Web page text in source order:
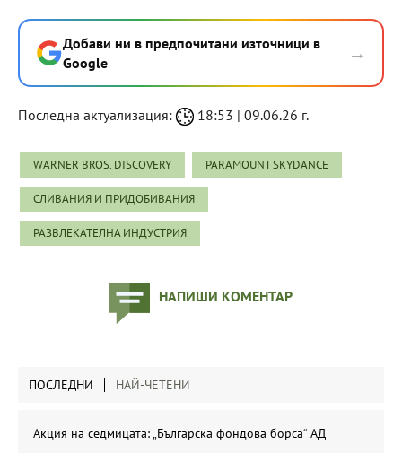
Добави ни в предпочитани източници в
Google
→
Последна актуализация: 18:53 | 09.06.26 г.
WARNER BROS. DISCOVERY PARAMOUNT SKYDANCE
СЛИВАНИЯ И ПРИДОБИВАНИЯ
РАЗВЛЕКАТЕЛНА ИНДУСТРИЯ
НАПИШИ КОМЕНТАР
ПОСЛЕДНИ НАЙ-ЧЕТЕНИ
Акция на седмицата: „Българска фондова борса“ АД